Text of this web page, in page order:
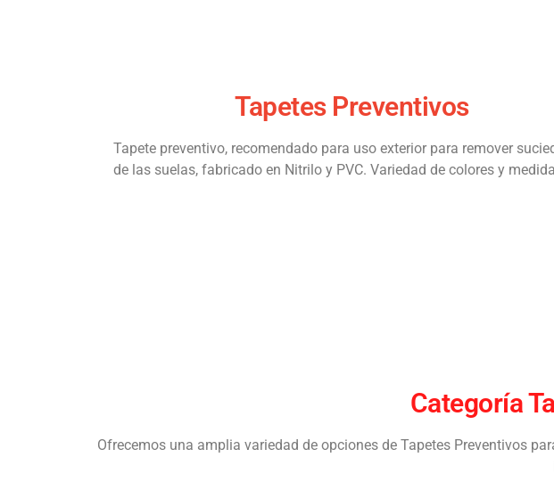
Tapetes Preventivos
Tapete preventivo, recomendado para uso exterior para remover
de las suelas, fabricado en Nitrilo y PVC. Variedad de colores y
Categoría
Ofrecemos una amplia variedad de opciones de Tapetes Preventivos